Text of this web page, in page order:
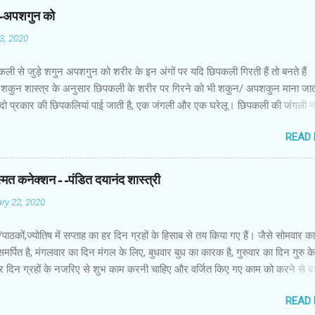
अपशगुन को
2020
से जुड़े शगुन अपशगुन को शरीर के इन अंगों पर यदि छिपकली गिरती हैं तो बनते हैं
शकुन शास्त्र के अनुसार छिपकली के शरीर पर गिरने को भी शकुन/ अपशकुन माना
दो प्रकार की छिपकलियां पाई जाती है, एक जंगली और एक घरेलू। छिपकली की जंगली
के शरीर पर गिरने को भी शकुन/अपशकुन माना जाता है। स्त्री के शरीर के बायें
के दाहिनी तरफ गिरना ठीक होता है। इसी प्रकार छिपकली का नीचे से ऊपर की ओर
है। ऊपर से नीचे की ओर गिरना अच्छा नहीं होता। रविवार या मंगलवार को लाल रंग की
शनिवार को काले रंग की छिपकली से कम हानि होती है। ✍🏻✍🏻🌷🌷👉🏻👉🏻 छिपकली
प्रतीक -- घर में छिपकली देखकर हम उसे भगाने लगते हैं, लेकिन वो कोई ऐसा जीव नहीं है
जीव-जंतुओं और मनुष्य को प्रकृति का एक अहम हिस्स...
READ
कनेक्शन--पंडित दयानंद शास्त्री
22, 2020
पाठकों,ज्योतिष में सप्ताह का हर दिन ग्रहों के हिसाब से तय किया गए हैं। जैसे सोमवार
है, मंगलवार का दिन मंगल के लिए, बुधवार बुध का कारक है, गुरुवार का दिन गुरु
दिन ग्रहों के नजरिए से शुभ काम करनी चाहिए और वर्जित किए गए काम को करने से
आप जानते हैं कि ज्योतिष शास्त्र के हिसाब से हमें किस तरह के साबुन का इस्तेमाल
READ